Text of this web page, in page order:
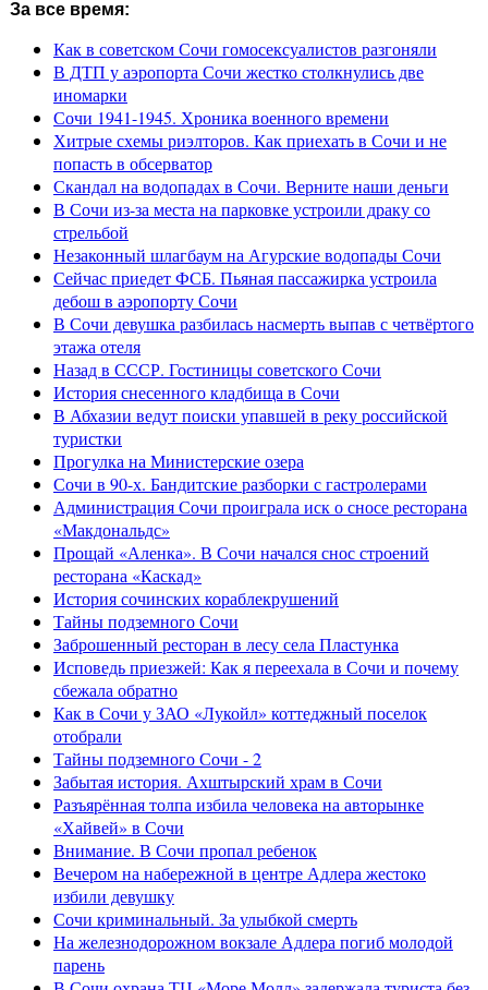
За все время:
Как в советском Сочи гомосексуалистов разгоняли
В ДТП у аэропорта Сочи жестко столкнулись две
иномарки
Сочи 1941-1945. Хроника военного времени
Хитрые схемы риэлторов. Как приехать в Сочи и не
попасть в обсерватор
Скандал на водопадах в Сочи. Верните наши деньги
В Сочи из-за места на парковке устроили драку со
стрельбой
Незаконный шлагбаум на Агурские водопады Сочи
Сейчас приедет ФСБ. Пьяная пассажирка устроила
дебош в аэропорту Сочи
В Сочи девушка разбилась насмерть выпав с четвёртого
этажа отеля
Назад в СССР. Гостиницы советского Сочи
История снесенного кладбища в Сочи
В Абхазии ведут поиски упавшей в реку российской
туристки
Прогулка на Министерские озера
Сочи в 90-х. Бандитские разборки с гастролерами
Администрация Сочи проиграла иск о сносе ресторана
«Макдональдс»
Прощай «Аленка». В Сочи начался снос строений
ресторана «Каскад»
История сочинских кораблекрушений
Тайны подземного Сочи
Заброшенный ресторан в лесу села Пластунка
Исповедь приезжей: Как я переехала в Сочи и почему
сбежала обратно
Как в Сочи у ЗАО «Лукойл» коттеджный поселок
отобрали
Тайны подземного Сочи - 2
Забытая история. Ахштырский храм в Сочи
Разъярённая толпа избила человека на авторынке
«Хайвей» в Сочи
Внимание. В Сочи пропал ребенок
Вечером на набережной в центре Адлера жестоко
избили девушку
Сочи криминальный. За улыбкой смерть
На железнодорожном вокзале Адлера погиб молодой
парень